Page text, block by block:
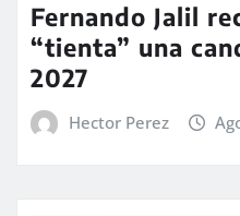
Fernando Jalil
“tienta” una
2027
Hector Perez